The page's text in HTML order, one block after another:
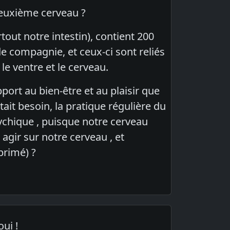
cerveau ?
notre intestin), contient 200
compagnie, et ceux-ci sont reliés
ventre et le cerveau.
au bien-être et au plaisir que
besoin, la pratique régulière du
, puisque notre cerveau
sur notre cerveau , et
?
!